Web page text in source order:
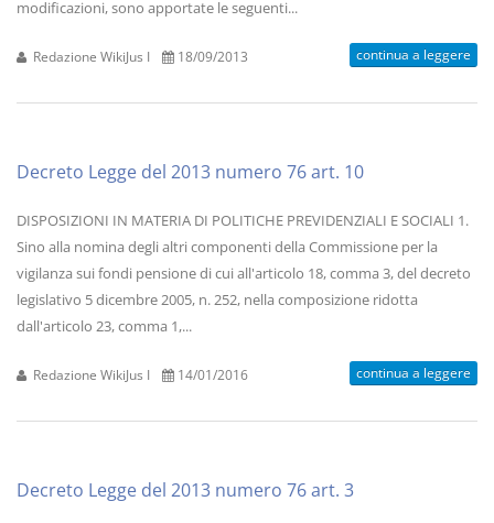
modificazioni, sono apportate le seguenti...
Redazione WikiJus I 18/09/2013 continua a leggere
Decreto Legge del 2013 numero 76 art. 10
DISPOSIZIONI IN MATERIA DI POLITICHE PREVIDENZIALI E SOCIALI 1.
Sino alla nomina degli altri componenti della Commissione per la
vigilanza sui fondi pensione di cui all'articolo 18, comma 3, del decreto
legislativo 5 dicembre 2005, n. 252, nella composizione ridotta
dall'articolo 23, comma 1,...
Redazione WikiJus I 14/01/2016 continua a leggere
Decreto Legge del 2013 numero 76 art. 3